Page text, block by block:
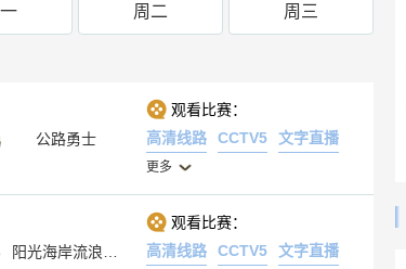
周二
周三
公路勇士
观看比赛：
高清线路
CCTV5 文字直播
更多
观看比赛：
高清线路
CCTV5 文字直播